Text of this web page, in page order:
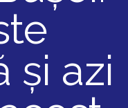
și azi